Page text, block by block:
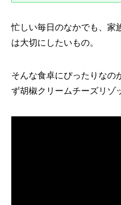
忙しい毎日のなかでも、家
は大切にしたいもの。
そんな食卓にぴったりなの
ず胡椒クリームチーズリゾ